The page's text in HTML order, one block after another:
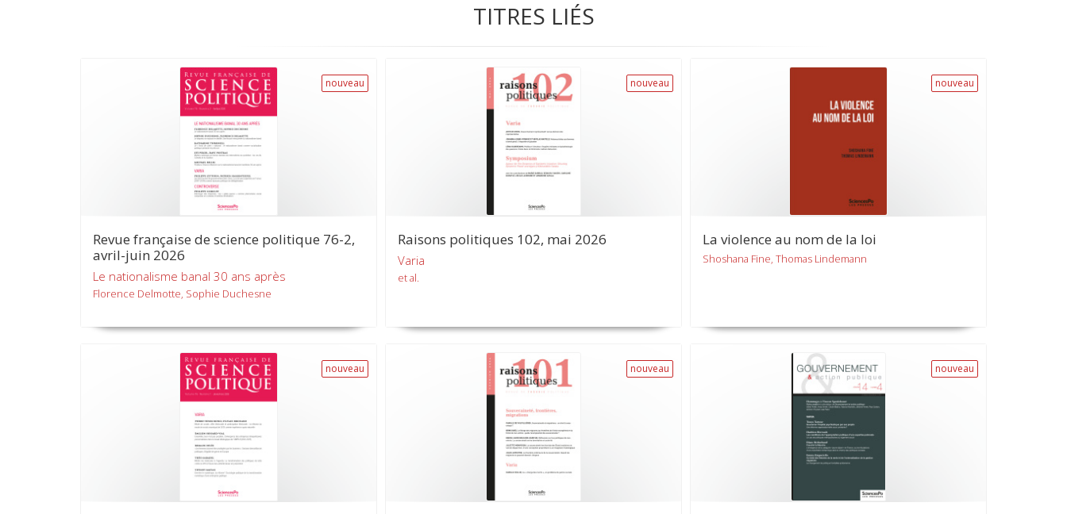
TITRES LIÉS
nouveau
Revue française de science politique 76-2,
avril-juin 2026
Le nationalisme banal 30 ans après
Florence Delmotte, Sophie Duchesne
nouveau
Raisons politiques 102, mai 2026
Varia
et al.
nouveau
La violence au nom de la loi
Shoshana Fine, Thomas Lindemann
nouveau nouveau nouveau